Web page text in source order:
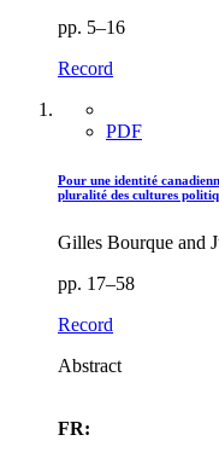
pp. 5–16
Record
PDF
Pour une identité
pluralité des cultures
Gilles Bourque and
pp. 17–58
Record
Abstract
FR: